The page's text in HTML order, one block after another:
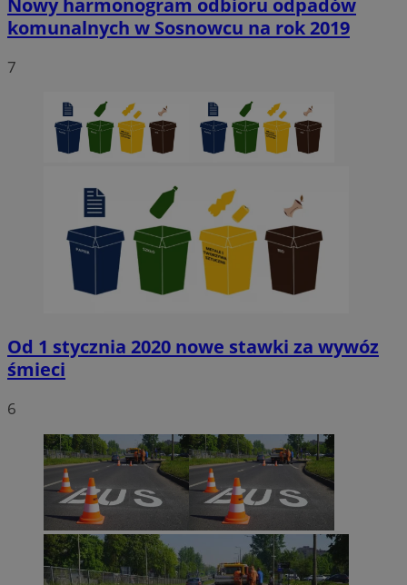
komunalnych w Sosnowcu na rok 2019
7
Od 1 stycznia 2020 nowe stawki za wywóz
śmieci
6